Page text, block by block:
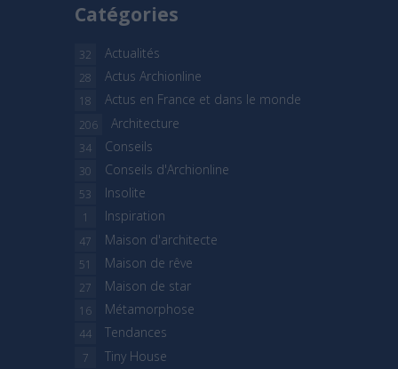
Catégories
Actualités
32
Actus Archionline
28
Actus en France et dans le monde
18
Architecture
206
Conseils
34
Conseils d'Archionline
30
Insolite
53
Inspiration
1
Maison d'architecte
47
Maison de rêve
51
Maison de star
27
Métamorphose
16
Tendances
44
Tiny House
7